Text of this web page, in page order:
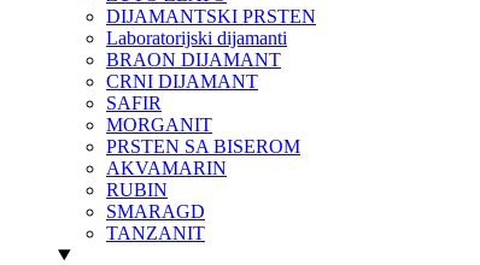
DIJAMANTSKI PRSTEN
Laboratorijski dijamanti
BRAON DIJAMANT
CRNI DIJAMANT
SAFIR
MORGANIT
PRSTEN SA BISEROM
AKVAMARIN
RUBIN
SMARAGD
TANZANIT